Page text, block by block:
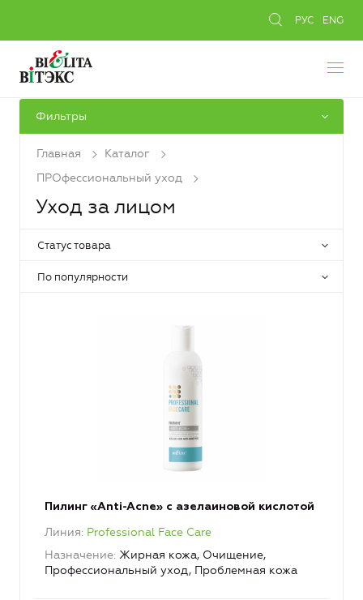
РУС ENG
Фильтры
Главная
Каталог
ПРОфессиональный уход
Уход за лицом
Статус товара
По популярности
Пилинг «Anti-Acne» с азелаиновой кислотой
Линия Professional Face Care
Назначение Жирная кожа, Очищение,
Профессиональный уход, Проблемная кожа